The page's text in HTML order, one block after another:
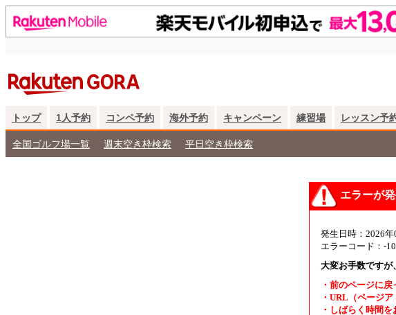
トップ 1人予約 コンペ予約 海外予約 キャンペーン 練習場 レッスン予
全国ゴルフ場一覧 週末空き枠検索 平日空き枠検索
エラーが
発生日時：2026
エラーコード：-
大変お手数ですが
・前のページに戻
・URL（ページ
・しばらく時間